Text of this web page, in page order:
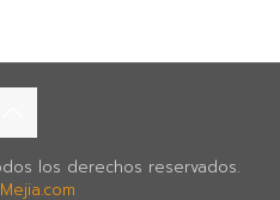
los derechos reservados.